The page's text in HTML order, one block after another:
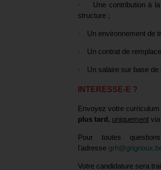
·
Une contribution à
structure ;
· Un environnement de
· Un contrat de
· Un salaire sur base
INTERESSE-E ?
Envoyez votre
plus tard, uniquement
Pour toutes
l'adresse
Votre candidature sera